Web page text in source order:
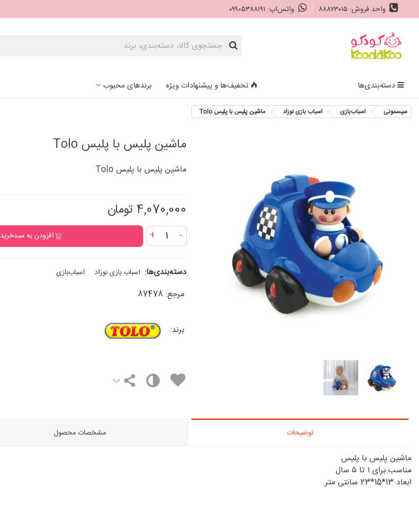
واحد فروش: ۸۸۸۷۳۰۱۵ واتس‌اپ: ۰۹۹۰۵۳۸۸۱۹۱
دسته‌بندی‌ها تخفیف‌ها و پیشنهادات ویژه برندهای محبوب
سیسمونی اسباب‌بازی اسباب‌ بازی نوزاد ماشین پلیس با پلیس Tolo
ماشین پلیس با پلیس Tolo
ماشین پلیس با پلیس Tolo
4,070,000 تومان
-
+ افزودن به سبدخرید
دسته‌بندی‌ها: اسباب‌ بازی نوزاد اسباب‌بازی
مرجع: 87478
برند:
توضیحات مشخصات محصول
ماشین پلیس با پلیس
مناسب برای ۱ تا ۵ سال
ابعاد 13*15*23 سانتی متر